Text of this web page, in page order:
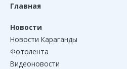
Главная
Новости
Новости Караганды
Фотолента
Видеоновости